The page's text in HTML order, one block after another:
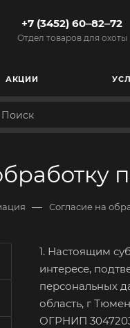
+7 (3452) 60‒82‒72
Отдел товаров для охоты
АКЦИИ
— Согласие на
1. Настоящим
интересе,
персональных
область, г
ОГРНИП